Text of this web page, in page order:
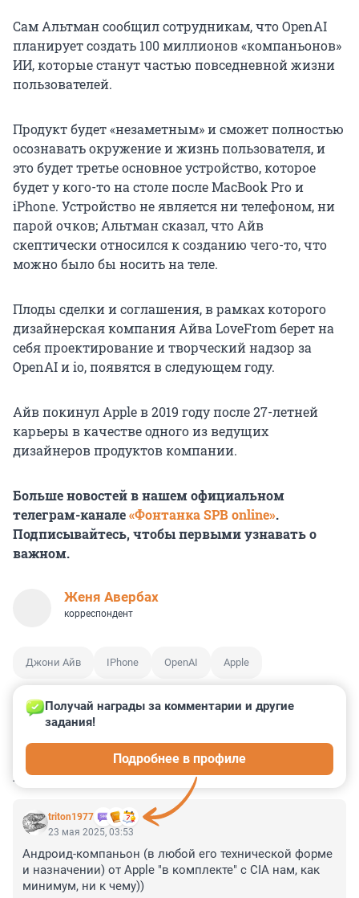
Сам Альтман сообщил сотрудникам, что OpenAI
планирует создать 100 миллионов«компаньонов»
ИИ, которые станут частью повседневной жизни
пользователей.
Продукт будет «незаметным» и сможет полностью
осознавать окружение и жизнь пользователя, и
это будет третье основное устройство, которое
будет у кого-то на столе после MacBook Pro и
iPhone. Устройство не является ни телефоном, ни
парой очков; Альтман сказал, что Айв
скептически относился к созданию чего-то, что
можно было бы носить на теле.
Плоды сделки и соглашения, в рамках которого
дизайнерская компания Айва LoveFrom берет на
себя проектирование и творческий надзор за
OpenAI и io, появятся в следующем году.
Айв покинул Apple в 2019 году после 27-летней
карьеры в качестве одного из ведущих
дизайнеров продуктов компании.
Больше новостей в нашем официальном
телеграм-канале«Фонтанка SPB online».
Подписывайтесь, чтобы первыми узнавать о
важном.
Женя Авербах
корреспондент
Джони Айв IPhone OpenAI Apple
КОММЕНТАРИИ 3
triton1977
Получай награды за комментарии и другие
задания!
Подробнее в профиле
23 мая 2025, 03:53
Андроид-компаньон (в любой его технической форме
и назначении) от Apple "в комплекте" с CIA нам, как
минимум, ни к чему))